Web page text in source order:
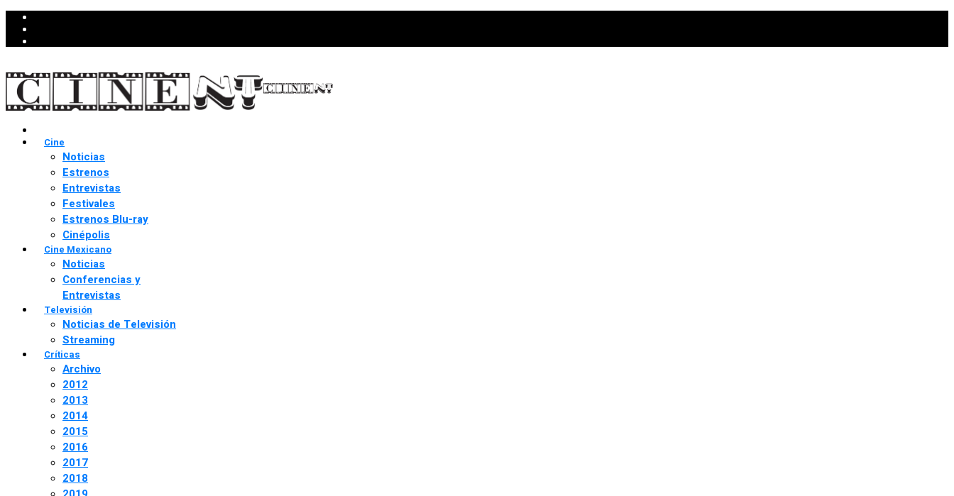
Cine
Noticias
Estrenos
Entrevistas
Festivales
Estrenos Blu-ray
Cinépolis
Cine Mexicano
Noticias
Conferencias y
Entrevistas
Televisión
Noticias de Televisión
Streaming
Críticas
Archivo
2012
2013
2014
2015
2016
2017
2018